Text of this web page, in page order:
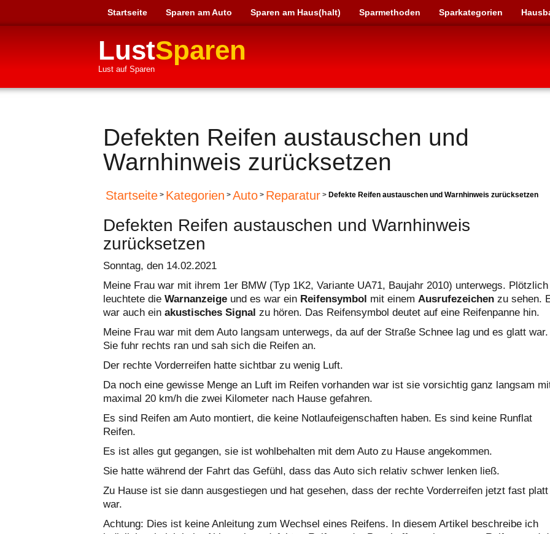
Startseite Sparen am Auto Sparen am Haus(halt) Sparmethoden Sparkategorien
LustSparen
Lust auf Sparen
Defekten Reifen austauschen und
Warnhinweis zurücksetzen
Startseite > Kategorien > Auto > Reparatur > Defekte Reifen austauschen und Warnhinweis zurücksetzen
Defekten Reifen austauschen und Warnhinweis
zurücksetzen
Sonntag, den 14.02.2021
Meine Frau war mit ihrem 1er BMW (Typ 1K2, Variante UA71, Baujahr 2010) unterwegs. Plötzlich
leuchtete die Warnanzeige und es war ein Reifensymbol mit einem Ausrufezeichen zu sehen.
war auch ein akustisches Signal zu hören. Das Reifensymbol deutet auf eine Reifenpanne hin.
Meine Frau war mit dem Auto langsam unterwegs, da auf der Straße Schnee lag und es glatt war.
Sie fuhr rechts ran und sah sich die Reifen an.
Der rechte Vorderreifen hatte sichtbar zu wenig Luft.
Da noch eine gewisse Menge an Luft im Reifen vorhanden war ist sie vorsichtig ganz langsam
maximal 20 km/h die zwei Kilometer nach Hause gefahren.
Es sind Reifen am Auto montiert, die keine Notlaufeigenschaften haben. Es sind keine Runflat
Reifen.
Es ist alles gut gegangen, sie ist wohlbehalten mit dem Auto zu Hause angekommen.
Sie hatte während der Fahrt das Gefühl, dass das Auto sich relativ schwer lenken ließ.
Zu Hause ist sie dann ausgestiegen und hat gesehen, dass der rechte Vorderreifen jetzt fast platt
war.
Achtung: Dies ist keine Anleitung zum Wechsel eines Reifens. In diesem Artikel beschreibe ich